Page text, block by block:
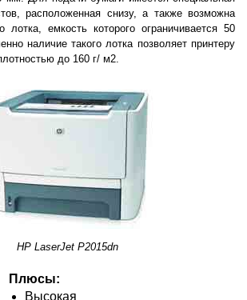
расположенная снизу, а также возможна
лотка, емкость которого ограничивается 50
наличие такого лотка позволяет принтеру
до 160 г/ м2.
HP LaserJet P2015dn
Плюсы:
Высокая